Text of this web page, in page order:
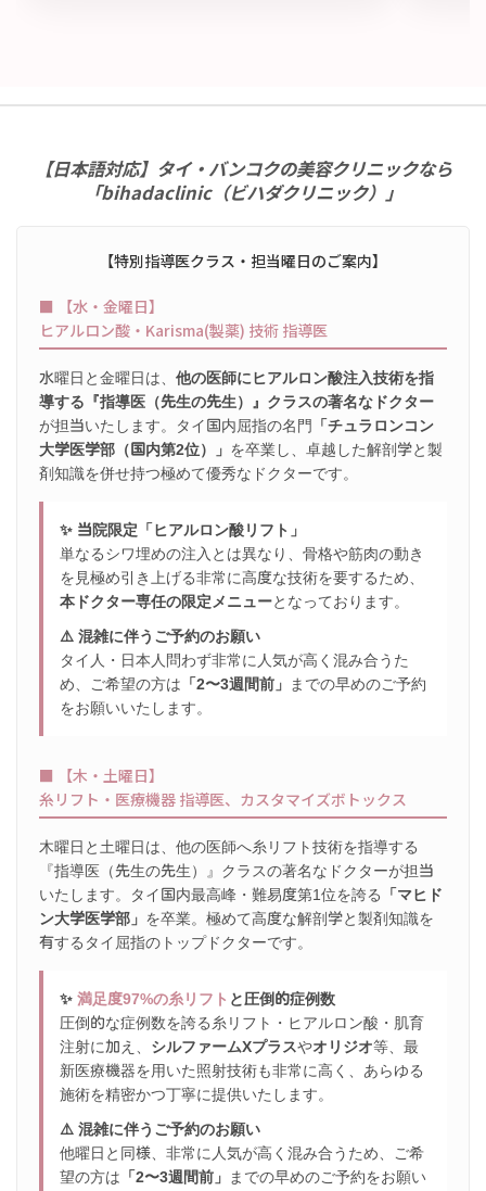
【日本語対応】タイ・バンコクの美容クリニックなら
「bihadaclinic（ビハダクリニック）」
【特別指導医クラス・担当曜日のご案内】
■ 【水・金曜日】
ヒアルロン酸・Karisma(製薬) 技術 指導医
水曜日と金曜日は、 他の医師にヒアルロン酸注入技術を指
導する『指導医（先生の先生）』クラスの著名なドクター
が担当いたします。タイ国内屈指の名門
「チュラロンコン
大学医学部（国内第2位）」 を卒業し、卓越した解剖学と製
剤知識を併せ持つ極めて優秀なドクターです。
✨ 当院限定「ヒアルロン酸リフト」
単なるシワ埋めの注入とは異なり、骨格や筋肉の動き
を見極め引き上げる非常に高度な技術を要するため、
本ドクター専任の限定メニューとなっております。
⚠️ 混雑に伴うご予約のお願い
タイ人・日本人問わず非常に人気が高く混み合うた
め、ご希望の方は 「2〜3週間前」 までの早めのご予約
をお願いいたします。
■ 【木・土曜日】
糸リフト・医療機器 指導医、カスタマイズボトックス
木曜日と土曜日は、他の医師へ糸リフト技術を指導する
『指導医（先生の先生）』クラスの著名なドクターが担当
いたします。タイ国内最高峰・難易度第1位を誇る
「マヒド
ン大学医学部」 を卒業。極めて高度な解剖学と製剤知識を
有するタイ屈指のトップドクターです。
✨ 満足度97%の糸リフト と圧倒的症例数
圧倒的な症例数を誇る糸リフト・ヒアルロン酸・肌育
注射に加え、 シルファームXプラスやオリジオ等、最
新医療機器を用いた照射技術も非常に高く、あらゆる
施術を精密かつ丁寧に提供いたします。
⚠️ 混雑に伴うご予約のお願い
他曜日と同様、非常に人気が高く混み合うため、ご希
望の方は 「2〜3週間前」 までの早めのご予約をお願い